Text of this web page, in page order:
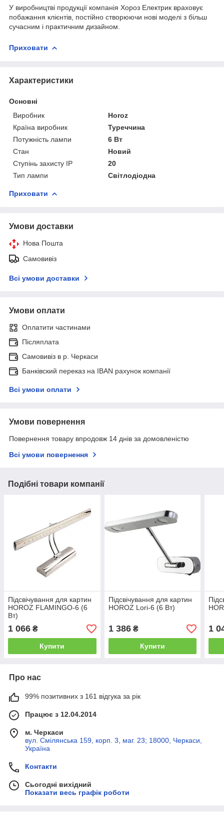
У виробництві продукції компанія Хороз Електрик враховує
побажання клієнтів, постійно створюючи нові моделі з більш
сучасним і практичним дизайном.
Приховати
Характеристики
Основні
Виробник
Horoz
Країна виробник
Туреччина
Потужність лампи
6 Вт
Стан
Новий
Ступінь захисту IP
20
Тип лампи
Світлодіодна
Приховати
Умови доставки
Нова Пошта
Самовивіз
Всі умови доставки
Умови оплати
Оплатити частинами
Післяплата
Самовивіз в р. Черкаси
Банківский переказ на IBAN рахунок компанії
Всі умови оплати
Умови повернення
Повернення товару впродовж 14 днів за домовленістю
Всі умови повернення
Подібні товари компанії
Підсвічування для картин
HOROZ FLAMINGO-6 (6
Вт)
1 066 ₴
Купити
Підсвічування для картин
HOROZ Lori-6 (6 Вт)
1 386₴
Купити
1
Про нас
99% позитивних з 161 відгука за рік
Працює з 12.04.2014
м. Черкаси
вул. Смілянська 159, корп. 3, маг. 23; 18000, Черкаси,
Україна
Контакти
Сьогодні вихідний
Показати весь графік роботи